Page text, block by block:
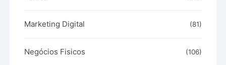
Marketing Digital (81)
Negócios Fisicos (106)